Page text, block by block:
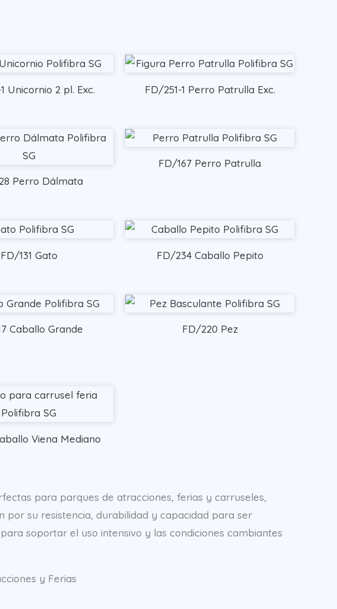
Unicornio 2 pl. Exc. FD/251-1 Perro Patrulla Exc.
Perro Dálmata
FD/167 Perro Patrulla
FD/131 Gato FD/234 Caballo Pepito
Caballo Grande FD/220 Pez
Viena Mediano
para parques de atracciones, ferias y carruseles,
su resistencia, durabilidad y capacidad para ser
soportar el uso intensivo y las condiciones cambiantes
y Ferias